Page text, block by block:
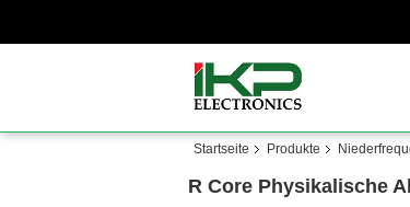
Startseite Produkte
R Core Physikalische